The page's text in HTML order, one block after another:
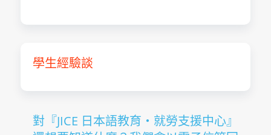
學生經驗談
對『JICE 日本語教育・就勞支援中心』